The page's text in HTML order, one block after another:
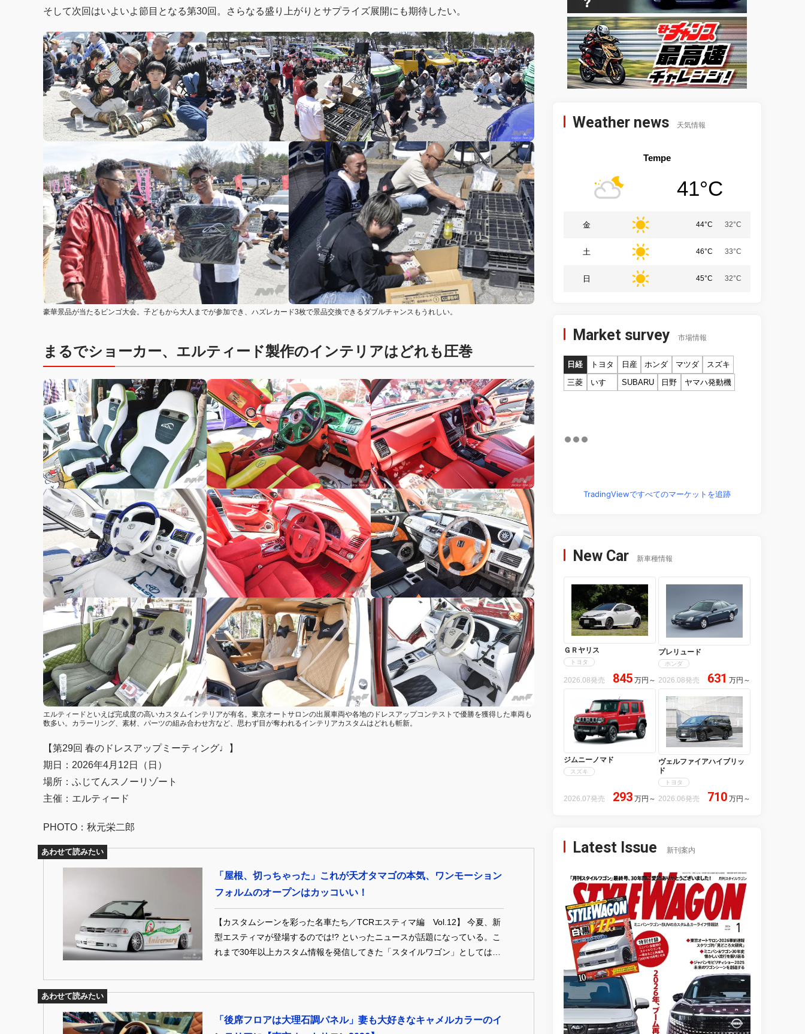
そして次回はいよいよ節目となる第30回。さらなる盛り上がりとサプライズ展開にも期待したい。
豪華景品が当たるビンゴ大会。子どもから大人までが参加でき、ハズレカード3枚で景品交換できるダブルチャンスもうれしい。
まるでショーカー、エルティード製作のインテリアはどれも圧巻
エルティードといえば完成度の高いカスタムインテリアが有名。東京オートサロンの出展車両や各地のドレスアップコンテストで優勝を獲得した車両も
数多い。カラーリング、素材、パーツの組み合わせ方など、思わず目が奪われるインテリアカスタムはどれも斬新。
【第29回 春のドレスアップミーティング♩】
期日：2026年4月12日（日）
場所：ふじてんスノーリゾート
主催：エルティード
PHOTO：秋元栄二郎
あわせて読みたい
「屋根、切っちゃった」これが天才タマゴの本気、ワンモーション
フォルムのオープンはカッコいい！
【カスタムシーンを彩った名車たち／TCRエスティマ編 Vol.12】 今夏、新
型エスティマが登場するのでは!? といったニュースが話題になっている。こ
れまで30年以上カスタム情報を発信してきた「スタイルワゴン」としては、
きに語れない。いまもなお現役で乗り続けるファンがいるほどその人気に衰
うと思う。 ※本記事は「スタイルワゴンクラブ」2013年1月号の記事を再編
あわせて読みたい
「後席フロアは大理石調パネル」妻も大好きなキャメルカラーのイ
Weather news 天気情報
Tempe
41°C
金 44°C 32°C
土 46°C 33°C
日 45°C 32°C
Market survey 市場情報
日経 トヨタ 日産 ホンダ マツダ
スズキ
三菱
いすゞ SUBARU 日野 ヤマハ発動機
TradingViewですべてのマーケットを追跡
New Car 新車種情報
ＧＲヤリス
トヨタ
2026.08発売 845 万円 ～
プレリュード
ホンダ
2026.08発売 631 万円 ～
ジムニーノマド
スズキ
2026.07発売 293 万円 ～
ヴェルファイアハイブリッ
ド
トヨタ
2026.06発売 710 万円 ～
Latest Issue 新刊案内